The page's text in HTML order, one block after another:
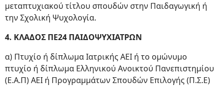
μεταπτυχιακού τίτλου σπουδών στην Παιδαγωγική ή
την Σχολική Ψυχολογία.
4. ΚΛΑΔΟΣ ΠΕ24 ΠΑΙΔΟΨΥΧΙΑΤΡΩΝ
α) Πτυχίο ή δίπλωμα Ιατρικής ΑΕΙ ή το ομώνυμο
πτυχίο ή δίπλωμα Ελληνικού Ανοικτού Πανεπιστημίου
(Ε.Α.Π) ΑΕΙ ή Προγραμμάτων Σπουδών Επιλογής (Π.Σ.Ε)